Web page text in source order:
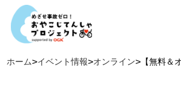
ホーム>イベント情報>オンライン> 【無料